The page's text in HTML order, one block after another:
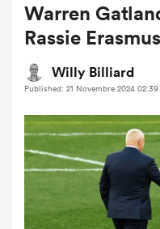
Warren
Rassie Erasmus
Willy Billiard
Published: 21 Novembre 2024 02:39